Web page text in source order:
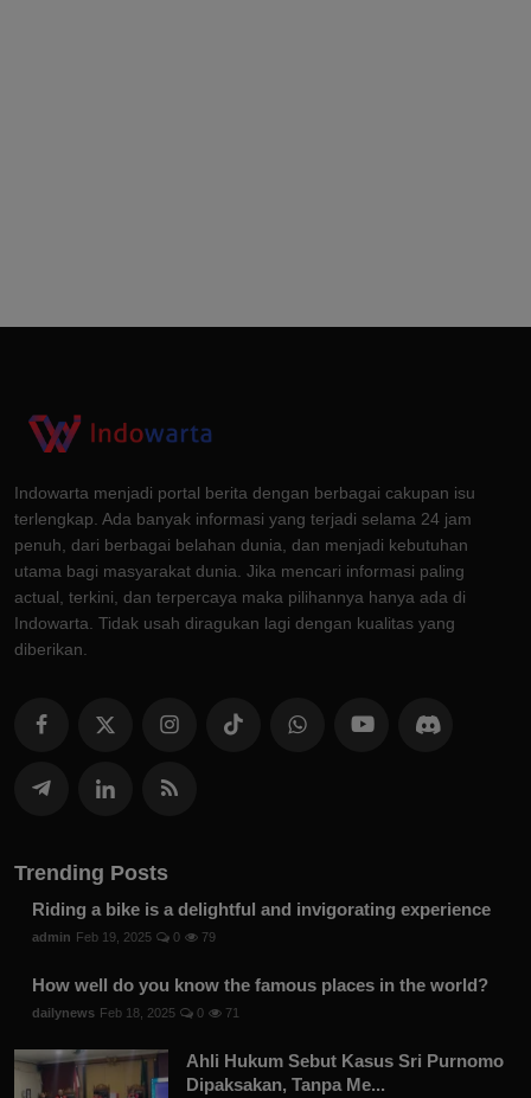
Indowarta menjadi portal berita dengan berbagai cakupan isu
terlengkap. Ada banyak informasi yang terjadi selama 24 jam
penuh, dari berbagai belahan dunia, dan menjadi kebutuhan
utama bagi masyarakat dunia. Jika mencari informasi paling
actual, terkini, dan terpercaya maka pilihannya hanya ada di
Indowarta. Tidak usah diragukan lagi dengan kualitas yang
diberikan.
Trending Posts
Riding a bike is a delightful and invigorating experience
admin Feb 19, 2025 0 79
How well do you know the famous places in the world?
dailynews Feb 18, 2025 0 71
Ahli Hukum Sebut Kasus Sri Purnomo
Dipaksakan, Tanpa Me...